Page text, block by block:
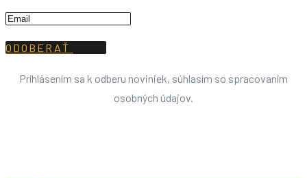
ODOBERAŤ
Príhlásením sa k odberu noviniek, súhlasím so spracovaním
osobných údajov.